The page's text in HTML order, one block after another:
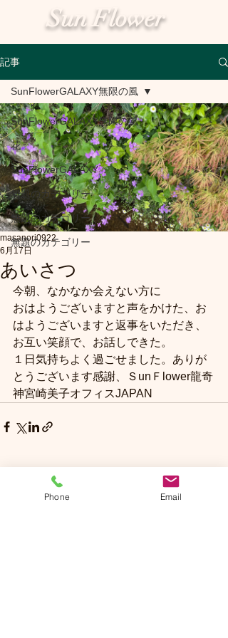
Sun Flower
記事
SunFlowerGALAXY無限の風
花
SunFlowerGALAXY
無題のカテゴリー
無題のカテゴリー
無題のカテゴリー
SunFlowerGALAXY無限の風
あいさつ
masanori0922
6月17日
今朝、なかなか会えない方に
おはようございますと声をかけた、お
はようございますと返事をいただき、
お互い笑顔で、お話しできた。
１日気持ちよく過ごせました。ありが
とうございます感謝、ＳunＦlower龍奇
神宮崎美子オフィスJAPAN
コメントPhone Email